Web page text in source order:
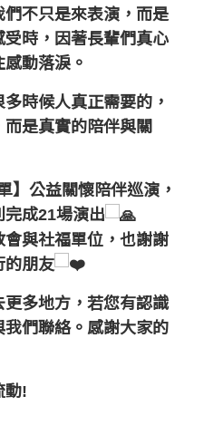
們不只是來表演，而是
時， 因著長輩們真心
動落淚。
多時候人真正需要的，
而是真實的陪伴與關
】公益關懷陪伴巡演，
成21場演出
與社福單位， 也謝謝
的朋友
多地方， 若您有認識
們聯絡。感謝大家的
動!